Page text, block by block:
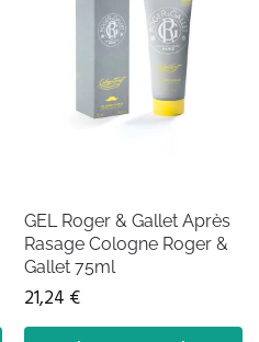
GEL Roger & Gallet Après
Rasage Cologne Roger &
Gallet 75ml
21,24 €